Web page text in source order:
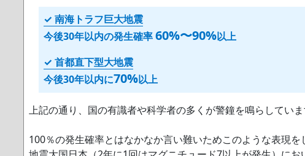
✓ 南海トラフ巨大地震
今後30年以内の発生確率60%〜90%以上
✓ 首都直下型大地震
今後30年以内に70%以上
上記の通り、国の有識者や科学者の多くが警鐘を鳴らしていま
100％の発生確率とはなかなか言い難いためこのような表現